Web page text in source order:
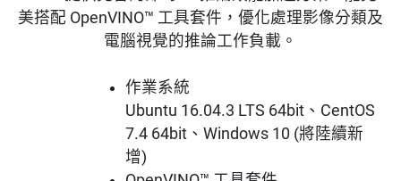
美搭配 OpenVINO™ 工具套件，優化處理影像分類及
電腦視覺的推論工作負載。
作業系統
Ubuntu 16.04.3 LTS 64bit、CentOS
7.4 64bit、Windows 10 (將陸續新
增)